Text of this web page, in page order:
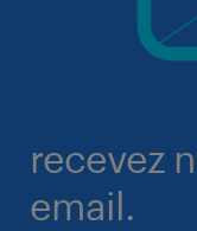
recevez
email.